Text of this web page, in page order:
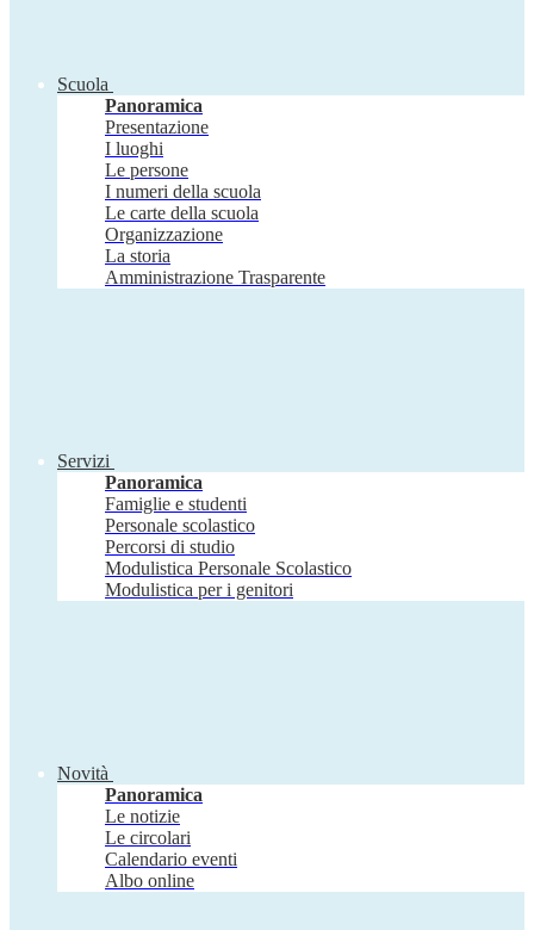
Scuola
Panoramica
Presentazione
I luoghi
Le persone
I numeri della scuola
Le carte della scuola
Organizzazione
La storia
Amministrazione Trasparente
Servizi
Panoramica
Famiglie e studenti
Personale scolastico
Percorsi di studio
Modulistica Personale Scolastico
Modulistica per i genitori
Novità
Panoramica
Le notizie
Le circolari
Calendario eventi
Albo online